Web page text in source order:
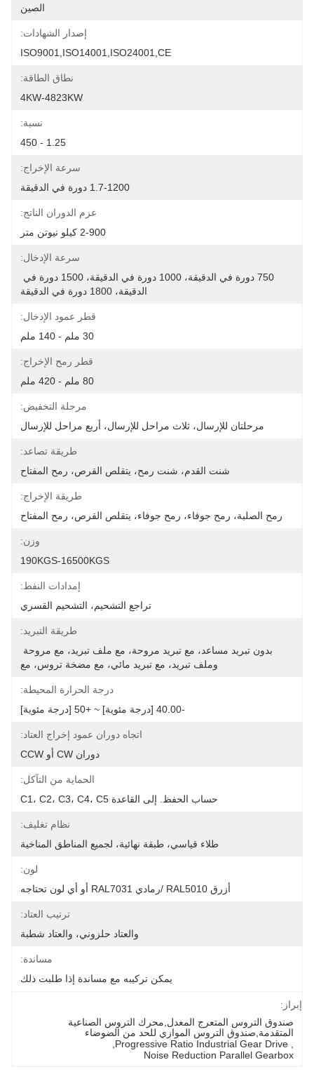
الصين
إصدار الشهادات:
ISO9001,ISO14001,ISO24001,CE
نطاق الطاقة:
4KW-4823KW
نسبة:
1.25 - 450
سرعة الإخراج:
1.7-1200 دورة في الدقيقة
عزم الدوران الناتج:
2-900 كيلو نيوتن متر
سرعة الإدخال:
الدقيقة، 1800 دورة في الدقيقة
قطر عمود الإدخال:
30 ملم - 140 ملم
قطر رمح الإخراج:
80 ملم - 420 ملم
مرحلة التخفيض:
مرحلتان للإرسال، ثلاث مراحل للإرسال، أربع مراحل للإرسال
طريقة تصاعد:
شنت القدم، شنت رمح، يتقلص القرص، رمح المفتاح
طريقة الإخراج:
رمح الصلبة، رمح جوفاء، رمح جوفاء، يتقلص القرص، رمح المفتاح
وزن:
190KGS-16500KGS
إمدادات النفط:
تراجع التشحيم، التشحيم القسري
طريقة التبريد:
وملف تبريد، مع تبريد مائي، مع مضخة تروس، مع
درجة الحرارة المحيطة:
-40.00 [درجة مئوية] ~ +50 [درجة مئوية]
اتجاه دوران عمود إخراج العتاد:
دوران CW أو CCW
الحماية من التآكل:
حساب الحفظ. إلى القاعدة C1، C2، C3، C4، C5
نظام تغليف:
طلاء قياسي، طبقة نهائية، لجميع المناطق المناخية
لون:
أزرق RAL5010 /رمادي RAL7031 أو أي لون تحتاجه
ترتيب العتاد:
والعتاد حلزوني، والعتاد شطبة
مساندة:
يمكن تركيبه مع مساندة إذا طلبت ذلك
إبراز:
المتقدمة,صندوق التروس الموازي للحد من الضوضاء
Progressive Ratio Industrial Gear Drive
Noise Reduction Parallel Gearbox